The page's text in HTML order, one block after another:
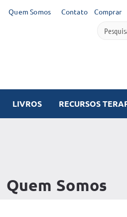
Quem Somos Contato Comprar
LIVROS RECURSOS
Quem Somos